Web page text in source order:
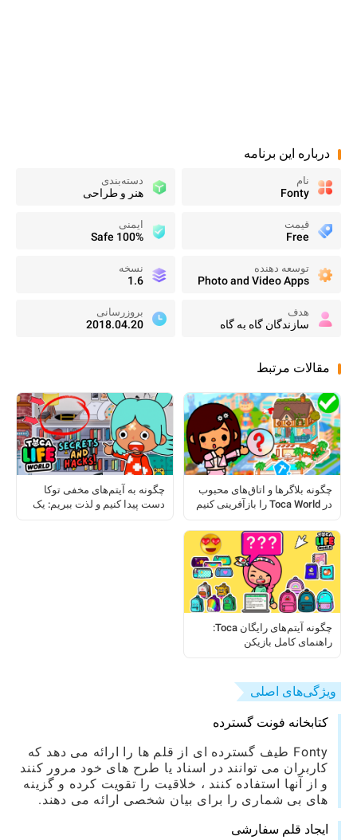
درباره این برنامه
نام
Fonty
دسته‌بندی
هنر و طراحی
قیمت
Free
ایمنی
100% Safe
توسعه دهنده
Photo and Video Apps
نسخه
1.6
هدف
سازندگان گاه به گاه
بروزرسانی
2018.04.20
مقالات مرتبط
چگونه بلاگرها و اتاق‌های محبوب
در Toca World را بازآفرینی کنیم
چگونه به آیتم‌های مخفی توکا
دست پیدا کنیم و لذت ببریم: یک
چگونه آیتم‌های رایگان Toca:
راهنمای کامل بازیکن
ویژگی‌های اصلی
کتابخانه فونت گسترده
Fonty طیف گسترده ای از قلم ها را ارائه می دهد که
کاربران می توانند در اسناد یا طرح های خود مرور کنند
و از آنها استفاده کنند ، خلاقیت را تقویت کرده و گزینه
های بی شماری را برای بیان شخصی ارائه می دهند.
ایجاد قلم سفارشی